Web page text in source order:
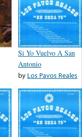
Si Yo Vuelvo A San
Antonio
by Los Pavos Reales